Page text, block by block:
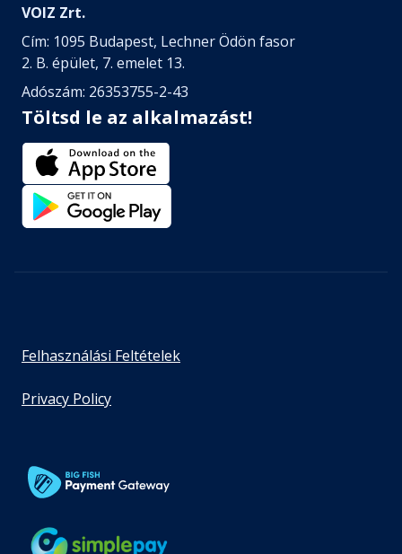
VOIZ Zrt.
Cím: 1095 Budapest, Lechner Ödön fasor
2. B. épület, 7. emelet 13.
Adószám: 26353755-2-43
Töltsd le az alkalmazást!
Felhasználási Feltételek
Privacy Policy